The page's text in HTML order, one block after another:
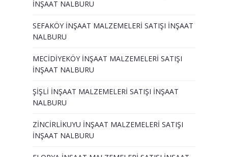
Duvar Paneli, Söve, Dekoratif
BİZE ULAŞIN
İNŞAAT NALBURU
SEFAKÖY İNŞAAT MALZEMELERİ SATIŞI İNŞAAT
NALBURU
MECİDİYEKÖY İNŞAAT MALZEMELERİ SATIŞI
İNŞAAT NALBURU
ŞİŞLİ İNŞAAT MALZEMELERİ SATIŞI İNŞAAT
NALBURU
ZİNCİRLİKUYU İNŞAAT MALZEMELERİ SATIŞI
İNŞAAT NALBURU